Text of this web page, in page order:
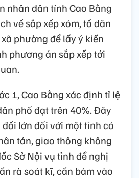
nhân dân tỉnh Cao Bằng
về sắp xếp xóm, tổ dân
phường để lấy ý kiến
phương án sắp xếp tới
1, Cao Bằng xác định tỉ lệ
phố đạt trên 40%. Đây
lớn đối với một tỉnh có
tán, giao thông không
Sở Nội vụ tỉnh đề nghị
rà soát kĩ, cần bám vào